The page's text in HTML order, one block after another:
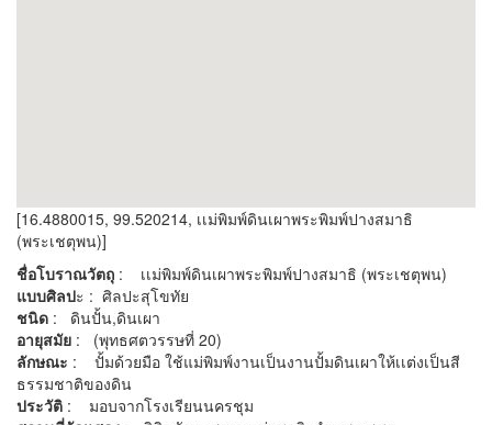
[16.4880015, 99.520214, เเม่พิมพ์ดินเผาพระพิมพ์ปางสมาธิ
(พระเชตุพน)]
ชื่อโบราณวัตถุ : เเม่พิมพ์ดินเผาพระพิมพ์ปางสมาธิ (พระเชตุพน)
แบบศิลปะ : ศิลปะสุโขทัย
ชนิด : ดินปั้น,ดินเผา
อายุสมัย : (พุทธศตวรรษที่ 20)
ลักษณะ : ปั้มด้วยมือ ใช้แม่พิมพ์งานเป็นงานปั้มดินเผาให้เเต่งเป็นสี
ธรรมชาติของดิน
ประวัติ : มอบจากโรงเรียนนครชุม